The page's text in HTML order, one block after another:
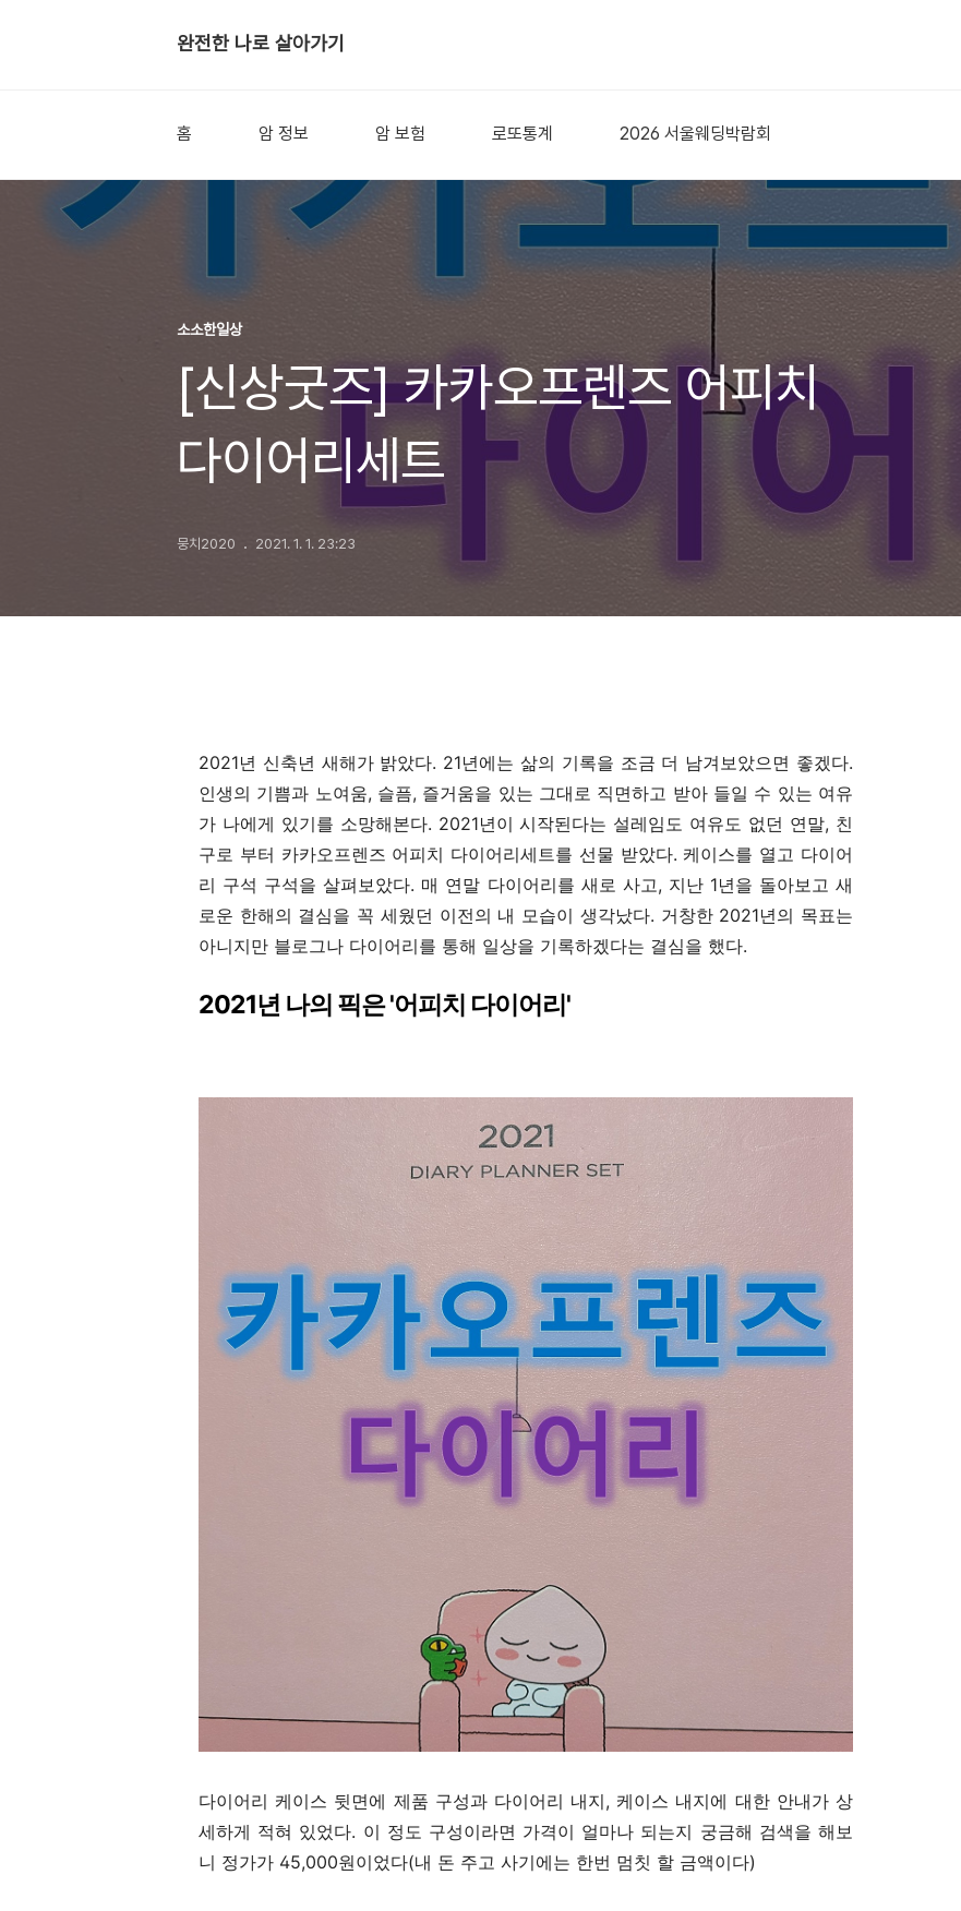
완전한 나로 살아가기
홈 암 정보 암 보험 로또통계 2026 서울웨딩박람회
소소한일상
[신상굿즈] 카카오프렌즈 어피치
다이어리세트
뭉치2020 2021. 1. 1. 23:23
2021년 신축년 새해가 밝았다. 21년에는 삶의 기록을 조금 더 남겨보았으면 좋겠다.
인생의 기쁨과 노여움, 슬픔, 즐거움을 있는 그대로 직면하고 받아 들일 수 있는 여유
가 나에게 있기를 소망해본다. 2021년이 시작된다는 설레임도 여유도 없던 연말, 친
구로 부터 카카오프렌즈 어피치 다이어리세트를 선물 받았다. 케이스를 열고 다이어
리 구석 구석을 살펴보았다. 매 연말 다이어리를 새로 사고, 지난 1년을 돌아보고 새
로운 한해의 결심을 꼭 세웠던 이전의 내 모습이 생각났다. 거창한 2021년의 목표는
아니지만 블로그나 다이어리를 통해 일상을 기록하겠다는 결심을 했다.
2021년 나의 픽은 '어피치 다이어리'
다이어리 케이스 뒷면에 제품 구성과 다이어리 내지, 케이스 내지에 대한 안내가 상
세하게 적혀 있었다. 이 정도 구성이라면 가격이 얼마나 되는지 궁금해 검색을 해보
니 정가가 45,000원이었다(내 돈 주고 사기에는 한번 멈칫 할 금액이다)